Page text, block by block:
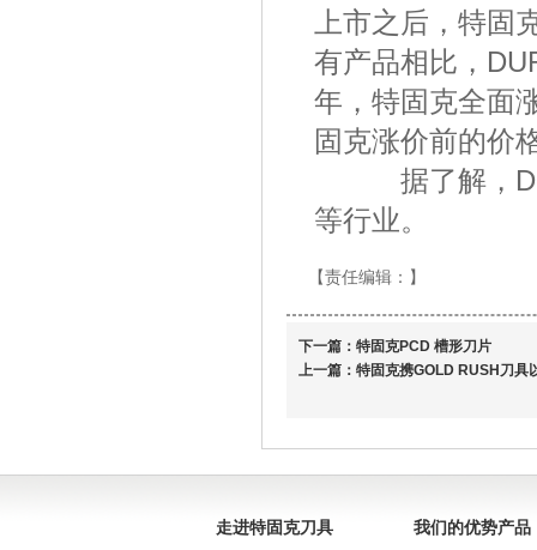
上市之后，特固
有产品相比，
年，特固克全面
固克涨价前的价
据了解，
等行业。
【责任编辑： 】
下一篇： 特固克PCD 槽形刀片
上一篇： 特固克携GOLD RUSH刀具
走进特固克刀具 我们的优势产品